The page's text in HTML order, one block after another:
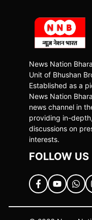
News Nation
Unit of Bhushan
Established as a
News Nation
news channel in
providing in-
discussions on
interests.
FOLLOW US